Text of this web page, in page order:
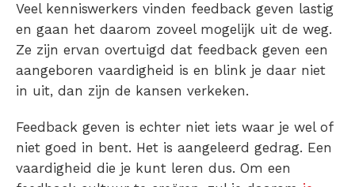
Veel kenniswerkers vinden feedback geven lastig
en gaan het daarom zoveel mogelijk uit de weg.
Ze zijn ervan overtuigd dat feedback geven een
aangeboren vaardigheid is en blink je daar niet
in uit, dan zijn de kansen verkeken.
Feedback geven is echter niet iets waar je wel of
niet goed in bent. Het is aangeleerd gedrag. Een
vaardigheid die je kunt leren dus. Om een